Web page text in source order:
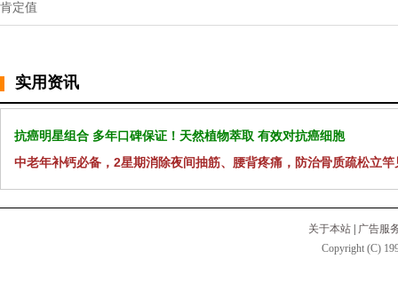
肯定值
实用资讯
抗癌明星组合 多年口碑保证！天然植物萃取 有效对抗癌细胞
中老年补钙必备，2星期消除夜间抽筋、腰背疼痛，防治骨质疏松立竿
关于本站
广告服
Copyright (C)